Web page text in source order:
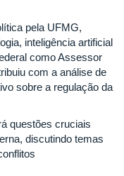
pela UFMG,
inteligência artificial
como Assessor
com a análise de
sobre a regulação da
questões cruciais
discutindo temas